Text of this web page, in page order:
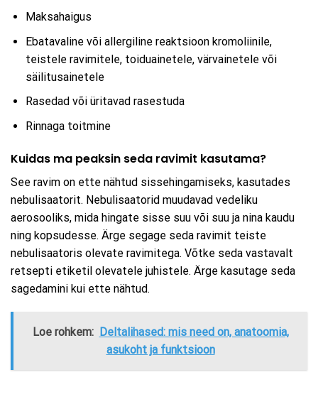
Maksahaigus
Ebatavaline või allergiline reaktsioon kromoliinile,
teistele ravimitele, toiduainetele, värvainetele või
säilitusainetele
Rasedad või üritavad rasestuda
Rinnaga toitmine
Kuidas ma peaksin seda ravimit kasutama?
See ravim on ette nähtud sissehingamiseks, kasutades
nebulisaatorit. Nebulisaatorid muudavad vedeliku
aerosooliks, mida hingate sisse suu või suu ja nina kaudu
ning kopsudesse. Ärge segage seda ravimit teiste
nebulisaatoris olevate ravimitega. Võtke seda vastavalt
retsepti etiketil olevatele juhistele. Ärge kasutage seda
sagedamini kui ette nähtud.
Loe rohkem:
Deltalihased: mis need on, anatoomia,
asukoht ja funktsioon